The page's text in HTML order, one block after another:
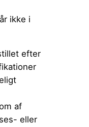
ikke i
efter
af
eller